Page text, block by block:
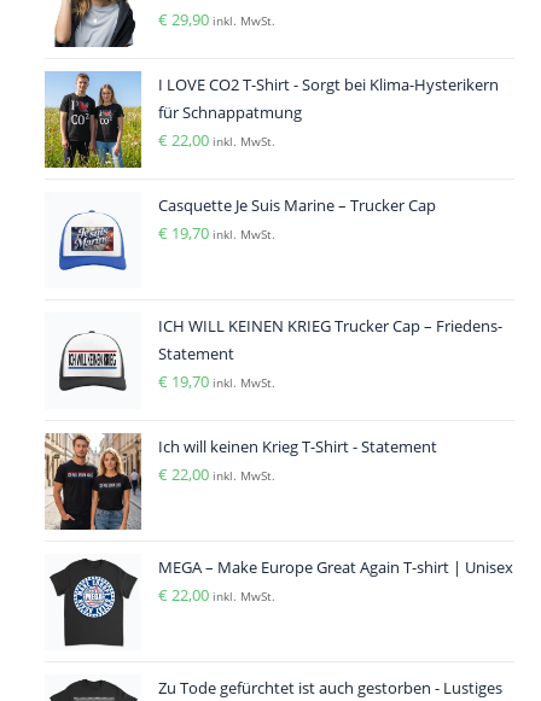
€ 29,90 inkl. MwSt.
I LOVE CO2 T-Shirt - Sorgt bei Klima-Hysterikern
für Schnappatmung
€ 22,00 inkl. MwSt.
Casquette Je Suis Marine – Trucker Cap
€ 19,70 inkl. MwSt.
ICH WILL KEINEN KRIEG Trucker Cap – Friedens-
Statement
€ 19,70 inkl. MwSt.
Ich will keinen Krieg T-Shirt - Statement
€ 22,00 inkl. MwSt.
MEGA – Make Europe Great Again T-shirt | Unisex
€ 22,00 inkl. MwSt.
Zu Tode gefürchtet ist auch gestorben - Lustiges